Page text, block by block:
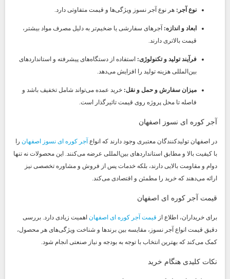
نوع آجر: هر نوع آجر نسوز ویژگی‌ها و قیمت متفاوتی دارد.
ابعاد و اندازه: آجرهای سفارشی یا ضخیم‌تر به دلیل مصرف مواد بیشتر،
قیمت بالاتری دارند.
فرآیند تولید و تکنولوژی: استفاده از دستگاه‌های پیشرفته و استانداردهای
بین‌المللی هزینه تولید را افزایش می‌دهد.
میزان سفارش و حمل و نقل: خرید عمده می‌تواند شامل تخفیف باشد و
فاصله تا محل پروژه روی قیمت تاثیرگذار است.
آجر کوره ای نسوز اصفهان
در اصفهان تولیدکنندگان معتبری وجود دارند که انواع آجر کوره ای نسوز اصفهان را
با کیفیت بالا و مطابق استانداردهای بین‌المللی عرضه می‌کنند. این محصولات نه تنها
دوام و مقاومت بالایی دارند، بلکه خدمات پس از فروش و مشاوره تخصصی نیز
ارائه می‌دهند که خرید را مطمئن و اقتصادی می‌کند.
قیمت آجر کوره ای اصفهان
برای خریداران، اطلاع از قیمت آجر کوره ای اصفهان اهمیت زیادی دارد. بررسی
دقیق قیمت انواع آجر نسوز، مقایسه بین برندها و شناخت ویژگی‌های هر محصول،
کمک می‌کند که بهترین انتخاب با توجه به بودجه و نیاز صنعتی انجام شود.
نکات کلیدی هنگام خرید